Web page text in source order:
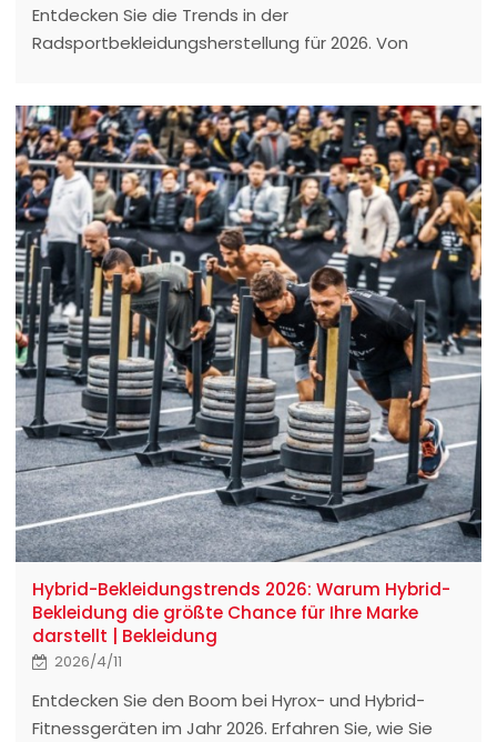
Entdecken Sie die Trends in der
Radsportbekleidungsherstellung für 2026. Von
Eationwear globalen Sportartikelmarken mit präziser
Konstruktion zu technischer Spitzenqualität verhilft.
Sichern Sie sich noch heute Ihre Lieferkettenlösung
für 2026.
Hybrid-Bekleidungstrends 2026: Warum Hybrid-
Bekleidung die größte Chance für Ihre Marke
darstellt | Bekleidung
2026/4/11
Entdecken Sie den Boom bei Hyrox- und Hybrid-
Fitnessgeräten im Jahr 2026. Erfahren Sie, wie Sie